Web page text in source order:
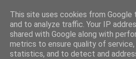
This site uses cookies from
and to analyze traffic. Your IP
shared with Google along with
metrics to ensure quality of service,
statistics, and to detect and